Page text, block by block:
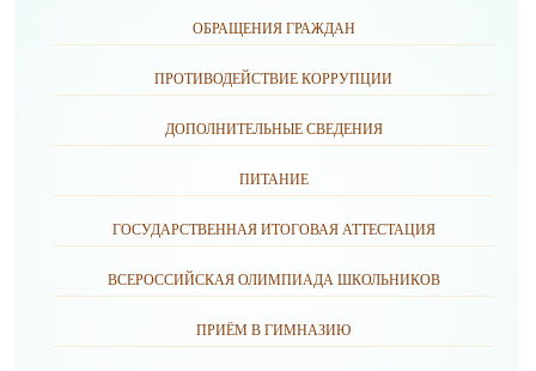
ОБРАЩЕНИЯ ГРАЖДАН
ПРОТИВОДЕЙСТВИЕ КОРРУПЦИИ
ДОПОЛНИТЕЛЬНЫЕ СВЕДЕНИЯ
ПИТАНИЕ
ГОСУДАРСТВЕННАЯ ИТОГОВАЯ АТТЕСТАЦИЯ
ВСЕРОССИЙСКАЯ ОЛИМПИАДА ШКОЛЬНИКОВ
ПРИЁМ В ГИМНАЗИЮ